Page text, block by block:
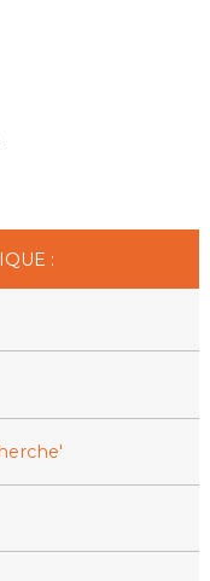
: